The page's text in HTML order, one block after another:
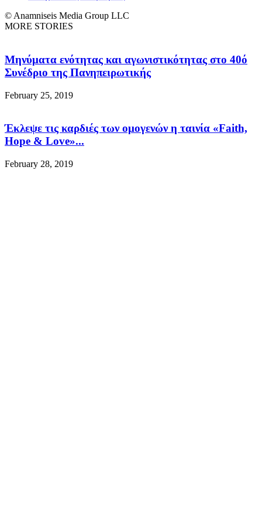
© Anamniseis Media Group LLC
MORE STORIES
Μηνύματα ενότητας και αγωνιστικότητας στο 40ό
Συνέδριο της Πανηπειρωτικής
February 25, 2019
Έκλεψε τις καρδιές των ομογενών η ταινία «Faith,
Hope & Love»...
February 28, 2019